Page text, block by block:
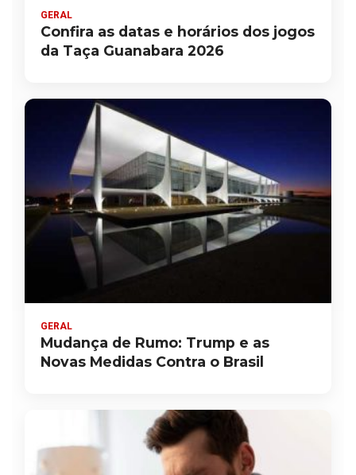
GERAL
Confira as datas e horários dos jogos
da Taça Guanabara 2026
GERAL
Mudança de Rumo: Trump e as
Novas Medidas Contra o Brasil